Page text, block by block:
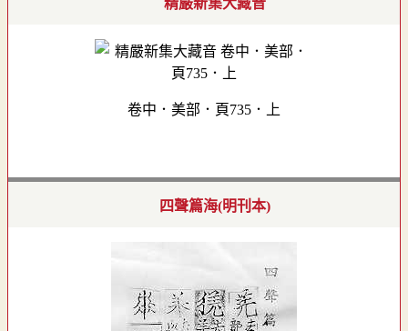
精嚴新集大藏音
卷中．美部．頁735．上
四聲篇海(明刊本)